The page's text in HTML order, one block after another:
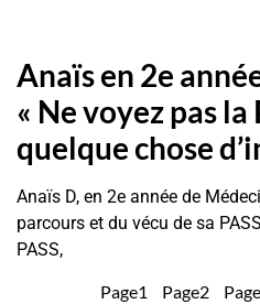
Anaïs en 2e
« Ne voyez pas la
quelque chose
Anaïs D, en 2e année de
parcours et du vécu de sa
PASS,
Page1 Page2 Page